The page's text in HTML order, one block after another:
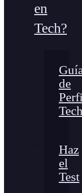
en
Tech?
de
Tech
Haz
el
Test